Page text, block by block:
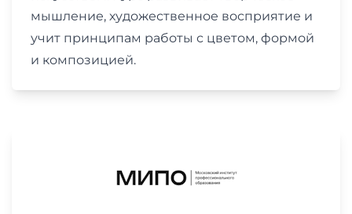
мышление, художественное восприятие и
учит принципам работы с цветом, формой
и композицией.